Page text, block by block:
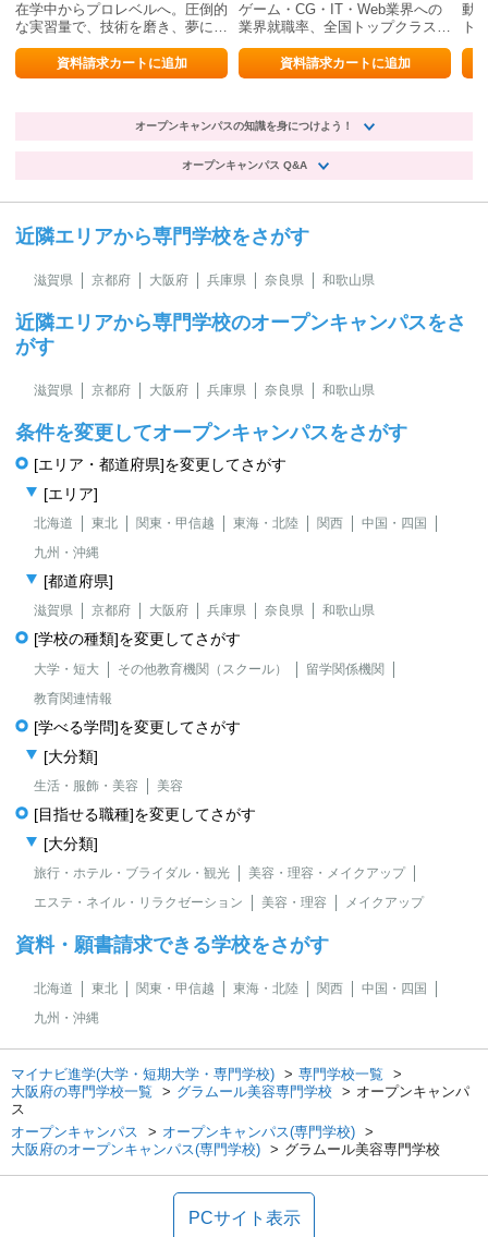
在学中からプロレベルへ。圧倒的
な実習量で、技術を磨き、夢に導
く。
資料請求カートに追加
ゲーム・CG・IT・Web業界への
業界就職率、全国トップクラス！
圧倒的なサポート力でプロへ！
資料請求カートに追加
動
ト
動
オープンキャンパスの知識を身につけよう！
オープンキャンパス Q&A
近隣エリアから専門学校をさがす
滋賀県 京都府 大阪府 兵庫県 奈良県 和歌山県
近隣エリアから専門学校のオープンキャンパスをさ
がす
滋賀県 京都府 大阪府 兵庫県 奈良県 和歌山県
条件を変更してオープンキャンパスをさがす
[エリア・都道府県]を変更してさがす
[エリア]
北海道 東北 関東・甲信越 東海・北陸 関西
中国・四国
九州・沖縄
[都道府県]
滋賀県 京都府 大阪府 兵庫県 奈良県 和歌山県
[学校の種類]を変更してさがす
大学・短大 その他教育機関（スクール）
留学関係機関
教育関連情報
[学べる学問]を変更してさがす
[大分類]
生活・服飾・美容 美容
[目指せる職種]を変更してさがす
[大分類]
旅行・ホテル・ブライダル・観光
美容・理容・メイクアップ
エステ・ネイル・リラクゼーション
美容・理容 メイクアップ
資料・願書請求できる学校をさがす
北海道 東北 関東・甲信越 東海・北陸 関西
中国・四国
九州・沖縄
マイナビ進学(大学・短期大学・専門学校)
専門学校一覧
大阪府の専門学校一覧
グラムール美容専門学校
オープンキャンパ
ス
オープンキャンパス
オープンキャンパス(専門学校)
大阪府のオープンキャンパス(専門学校)
グラムール美容専門学校
PCサイト表示